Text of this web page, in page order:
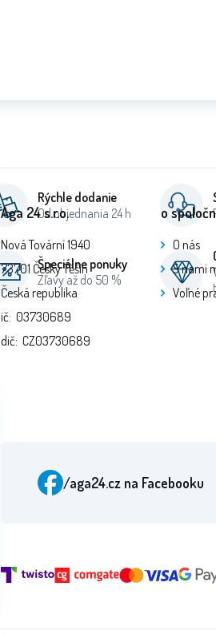
Rýchle dodanie
Od objednania 24 h
Špeciálne ponuky
Zľavy až do 50 %
Aga 24 s.r.o.
Nová Tovární 1940
73701 Český Těšín
Česká republika
ič: 03730689
dič: CZ03730689
o
O nás
S nami
Voľné
/aga24.cz na Facebooku